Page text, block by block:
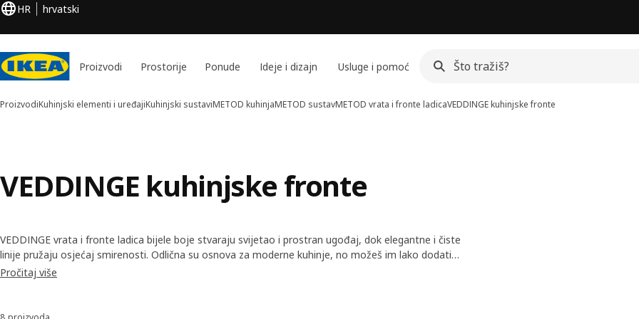
HR hrvatski
Proizvodi Prostorije Ponude Ideje i dizajn Usluge i pomoć
ProizvodiKuhinjski elementi i uređajiKuhinjski sustaviMETOD kuhinjaMETOD sustavMETOD vrata i fronte ladicaVEDDINGE kuhinjske fronte
VEDDINGE kuhinjske fronte
VEDDINGE vrata i fronte ladica bijele boje stvaraju svijetao i prostran ugođaj, dok elegantne i čiste
linije pružaju osjećaj smirenosti. Odlična su osnova za moderne kuhinje, no možeš im lako dodati
dodatke i završne detalje podesiti prema vlastitoj želji.
Pročitaj više